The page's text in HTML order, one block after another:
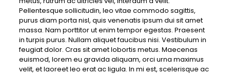
Pellentesque sollicitudin, leo vitae commodo sagittis,
purus diam porta nisl, quis venenatis ipsum dui sit amet
massa. Nam porttitor ut enim tempor egestas. Praesent
in turpis purus. Nullam aliquet faucibus nisi. Vestibulum in
feugiat dolor. Cras sit amet lobortis metus. Maecenas
euismod, lorem eu gravida aliquam, orci urna maximus
velit, et laoreet leo erat ac ligula. In mi est, scelerisque ac